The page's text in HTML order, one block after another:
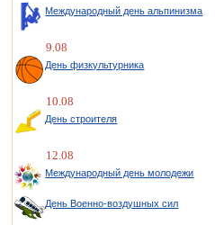
Международный день альпинизма
9.08
День физкультурника
10.08
День строителя
12.08
Международный день молодежи
День Военно-воздушных сил